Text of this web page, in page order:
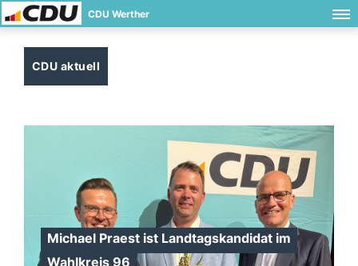
CDU Werther
CDU aktuell
Michael Praest ist Landtagskandidat im
Wahlkreis 96